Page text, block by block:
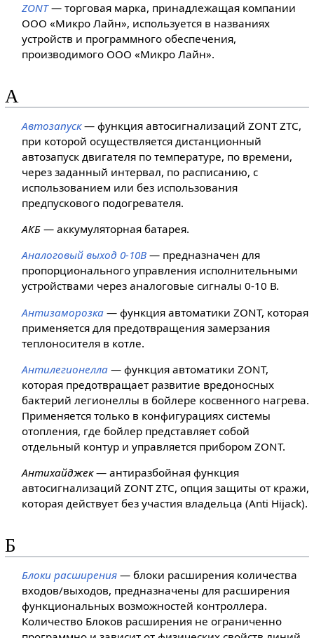
ZONT— торговая марка, принадлежащая компании
ООО «Микро Лайн», используется в названиях
устройств и программного обеспечения,
производимого ООО «Микро Лайн».
А
Автозапуск— функция автосигнализаций ZONT ZTC,
при которой осуществляется дистанционный
автозапуск двигателя по температуре, по времени,
через заданный интервал, по расписанию, с
использованием или без использования
предпускового подогревателя.
АКБ — аккумуляторная батарея.
Аналоговый выход 0-10В — предназначен для
пропорционального управления исполнительными
устройствами через аналоговые сигналы 0-10 В.
Антизаморозка — функция автоматики ZONT, которая
применяется для предотвращения замерзания
теплоносителя в котле.
Антилегионелла — функция автоматики ZONT,
которая предотвращает развитие вредоносных
бактерий легионеллы в бойлере косвенного нагрева.
Применяется только в конфигурациях системы
отопления, где бойлер представляет собой
отдельный контур и управляется прибором ZONT.
Антихайджек— антиразбойная функция
автосигнализаций ZONT ZTC, опция защиты от кражи,
которая действует без участия владельца (Anti Hijack).
Б
Блоки расширения — блоки расширения количества
входов/выходов, предназначены для расширения
функциональных возможностей контроллера.
Количество Блоков расширения не ограниченно